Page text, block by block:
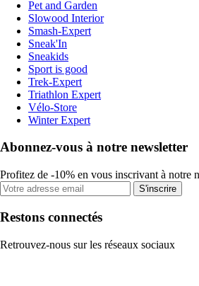
Pet and Garden
Slowood Interior
Smash-Expert
Sneak'In
Sneakids
Sport is good
Trek-Expert
Triathlon Expert
Vélo-Store
Winter Expert
Abonnez-vous à notre newsletter
Profitez de -10% en vous inscrivant à notre
S'inscrire
Restons connectés
Retrouvez-nous sur les réseaux sociaux